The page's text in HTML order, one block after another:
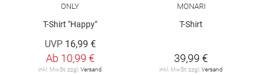
ONLY
T-Shirt "Happy"
UVP 16,99 €
Ab 10,99 €
inkl. MwSt. zzgl.Versand
MONARI
T-Shirt
39,99 €
inkl. MwSt. zzgl.Versand